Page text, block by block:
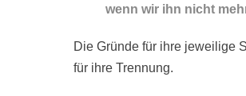
wenn wir ihn nicht
Die Gründe für ihre jeweilige
für ihre Trennung.